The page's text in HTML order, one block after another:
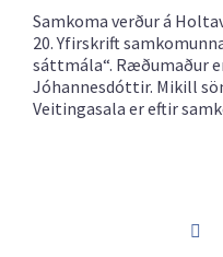
Samkoma verður á
20. Yfirskrift
sáttmála“. Ræðumaður
Jóhannesdóttir. Mikill
Veitingasala er eftir